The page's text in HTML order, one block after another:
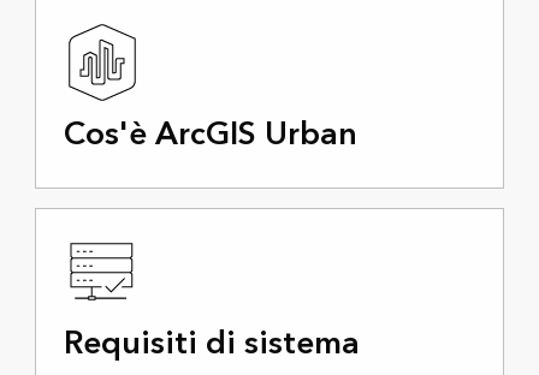
Cos'è ArcGIS Urban
Requisiti di sistema